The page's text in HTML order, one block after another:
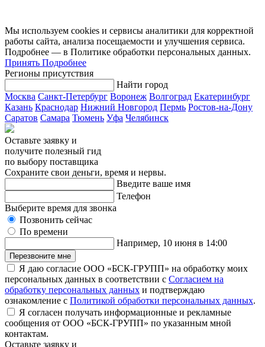
Мы используем cookies и сервисы аналитики для корректной
работы сайта, анализа посещаемости и улучшения сервиса.
Подробнее — в Политике обработки персональных данных.
Принять Подробнее
Регионы присутствия
Найти город
Москва Санкт-Петербург Воронеж Волгоград Екатеринбург
Казань Краснодар Нижний Новгород Пермь Ростов-на-Дону
Саратов Самара Тюмень Уфа Челябинск
Оставьте заявку и
получите полезный гид
по выбору поставщика
Сохраните свои деньги, время и нервы.
Введите ваше имя
Телефон
Выберите время для звонка
Позвонить сейчас
По времени
Например, 10 июня в 14:00
Перезвоните мне
Я даю согласие ООО «БСК-ГРУПП» на обработку моих
персональных данных в соответствии с Согласием на
обработку персональных данных и подтверждаю
ознакомление с Политикой обработки персональных данных.
Я согласен получать информационные и рекламные
сообщения от ООО «БСК-ГРУПП» по указанным мной
контактам.
Оставьте заявку и